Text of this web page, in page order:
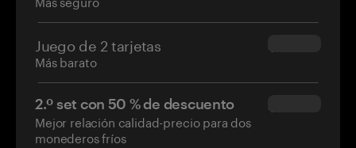
Juego de 2 tarjetas
Más barato
$54.90
2.º set con 50 % de descuento
Mejor relación calidad-precio para dos
monederos fríos
$34.95